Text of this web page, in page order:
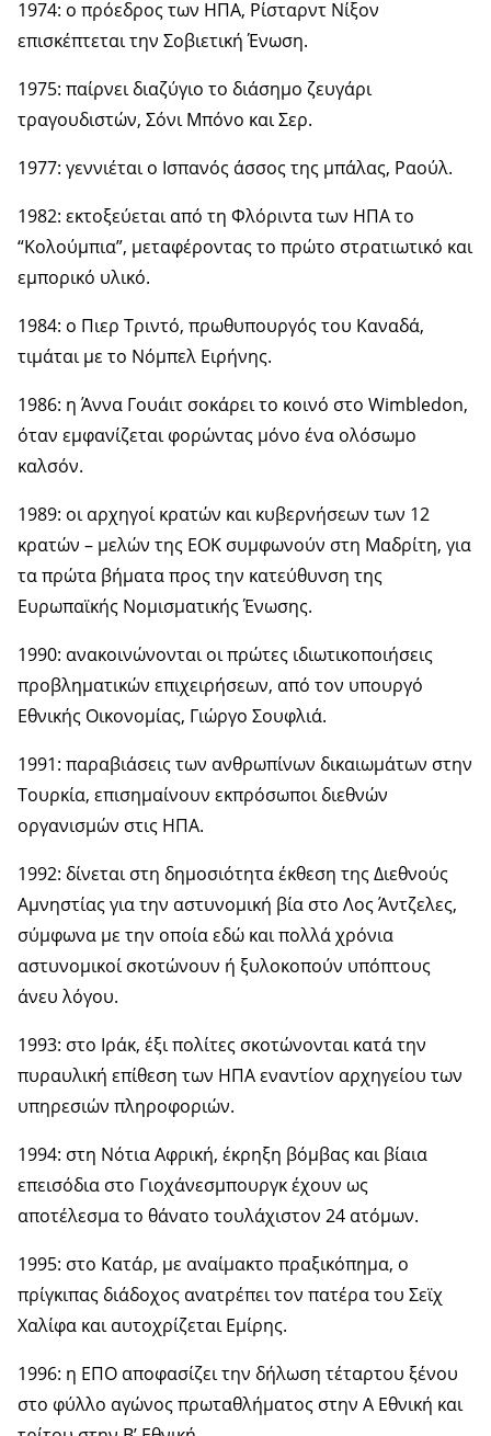
1974: ο πρόεδρος των ΗΠΑ, Ρίσταρντ Νίξον
επισκέπτεται την Σοβιετική Ένωση.
1975: παίρνει διαζύγιο το διάσημο ζευγάρι
τραγουδιστών, Σόνι Μπόνο και Σερ.
1977: γεννιέται ο Ισπανός άσσος της μπάλας, Ραούλ.
1982: εκτοξεύεται από τη Φλόριντα των ΗΠΑ το
“Κολούμπια”, μεταφέροντας το πρώτο στρατιωτικό και
εμπορικό υλικό.
1984: ο Πιερ Τριντό, πρωθυπουργός του Καναδά,
τιμάται με το Νόμπελ Ειρήνης.
1986: η Άννα Γουάιτ σοκάρει το κοινό στο Wimbledon,
όταν εμφανίζεται φορώντας μόνο ένα ολόσωμο
καλσόν.
1989: οι αρχηγοί κρατών και κυβερνήσεων των 12
κρατών – μελών της ΕΟΚ συμφωνούν στη Μαδρίτη, για
τα πρώτα βήματα προς την κατεύθυνση της
Ευρωπαϊκής Νομισματικής Ένωσης.
1990: ανακοινώνονται οι πρώτες ιδιωτικοποιήσεις
προβληματικών επιχειρήσεων, από τον υπουργό
Εθνικής Οικονομίας, Γιώργο Σουφλιά.
1991: παραβιάσεις των ανθρωπίνων δικαιωμάτων στην
Τουρκία, επισημαίνουν εκπρόσωποι διεθνών
οργανισμών στις ΗΠΑ.
1992: δίνεται στη δημοσιότητα έκθεση της Διεθνούς
Αμνηστίας για την αστυνομική βία στο Λος Άντζελες,
σύμφωνα με την οποία εδώ και πολλά χρόνια
αστυνομικοί σκοτώνουν ή ξυλοκοπούν υπόπτους
άνευ λόγου.
1993: στο Ιράκ, έξι πολίτες σκοτώνονται κατά την
πυραυλική επίθεση των ΗΠΑ εναντίον αρχηγείου των
υπηρεσιών πληροφοριών.
1994: στη Νότια Αφρική, έκρηξη βόμβας και βίαια
επεισόδια στο Γιοχάνεσμπουργκ έχουν ως
αποτέλεσμα το θάνατο τουλάχιστον 24 ατόμων.
1995: στο Κατάρ, με αναίμακτο πραξικόπημα, ο
πρίγκιπας διάδοχος ανατρέπει τον πατέρα του Σεϊχ
Χαλίφα και αυτοχρίζεται Εμίρης.
1996: η ΕΠΟ αποφασίζει την δήλωση τέταρτου ξένου
στο φύλλο αγώνος πρωταθλήματος στην Α Εθνική και